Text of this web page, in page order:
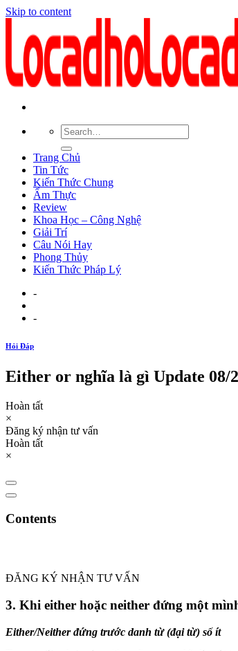
Skip to content
Trang Chủ
Tin Tức
Kiến Thức Chung
Ẩm Thực
Review
Khoa Học – Công Nghệ
Giải Trí
Câu Nói Hay
Phong Thủy
Kiến Thức Pháp Lý
-
-
Hỏi Đáp
Either or nghĩa là gì Update 08/
Hoàn tất
×
Đăng ký nhận tư vấn
Hoàn tất
×
Contents
ĐĂNG KÝ NHẬN TƯ VẤN
3. Khi either hoặc neither đứng một
Either/Neither đứng trước danh từ (đại từ) số ít